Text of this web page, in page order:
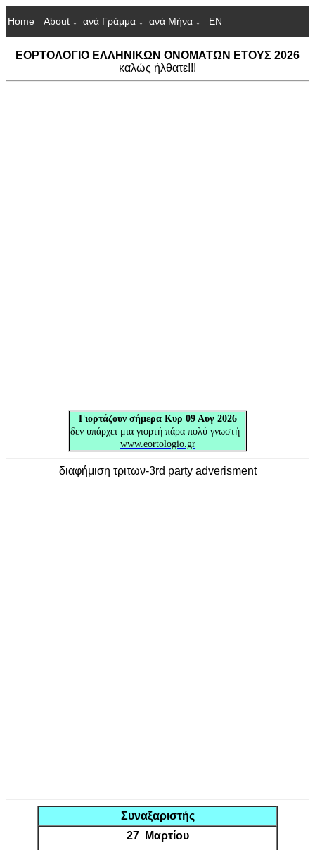
Home About ↓ ανά Γράμμα ↓ ανά Μήνα ↓ EN
ΕΟΡΤΟΛΟΓΙΟ ΕΛΛΗΝΙΚΩΝ ΟΝΟΜΑΤΩΝ ΕΤΟΥΣ 2026
καλώς ήλθατε!!!
Γιορτάζουν σήμερα Κυρ 09 Αυγ 2026
δεν υπάρχει μια γιορτή πάρα πολύ γνωστή
www.eortologio.gr
διαφήμιση τριτων-3rd party adverisment
Συναξαριστής
27 Μαρτίου